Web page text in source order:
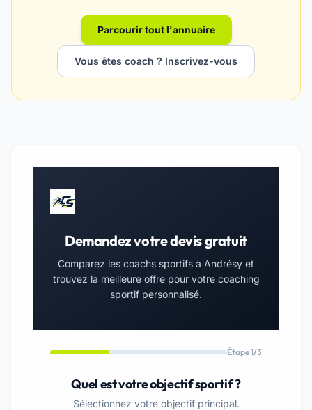
Parcourir tout l'annuaire
Vous êtes coach ? Inscrivez-vous
Demandez votre devis gratuit
Comparez les coachs sportifs à Andrésy et
trouvez la meilleure offre pour votre coaching
sportif personnalisé.
Étape 1/3
Quel est votre objectif sportif ?
Sélectionnez votre objectif principal.